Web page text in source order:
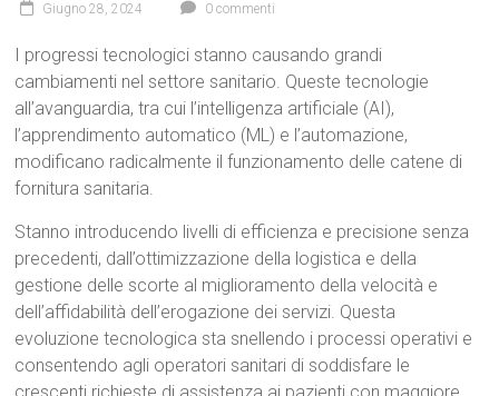
Giugno 28, 2024 0 commenti
I progressi tecnologici stanno causando grandi
cambiamenti nel settore sanitario. Queste tecnologie
all’avanguardia, tra cui l’intelligenza artificiale (AI),
l’apprendimento automatico (ML) e l’automazione,
modificano radicalmente il funzionamento delle catene di
fornitura sanitaria.
Stanno introducendo livelli di efficienza e precisione senza
precedenti, dall’ottimizzazione della logistica e della
gestione delle scorte al miglioramento della velocità e
dell’affidabilità dell’erogazione dei servizi. Questa
evoluzione tecnologica sta snellendo i processi operativi e
consentendo agli operatori sanitari di soddisfare le